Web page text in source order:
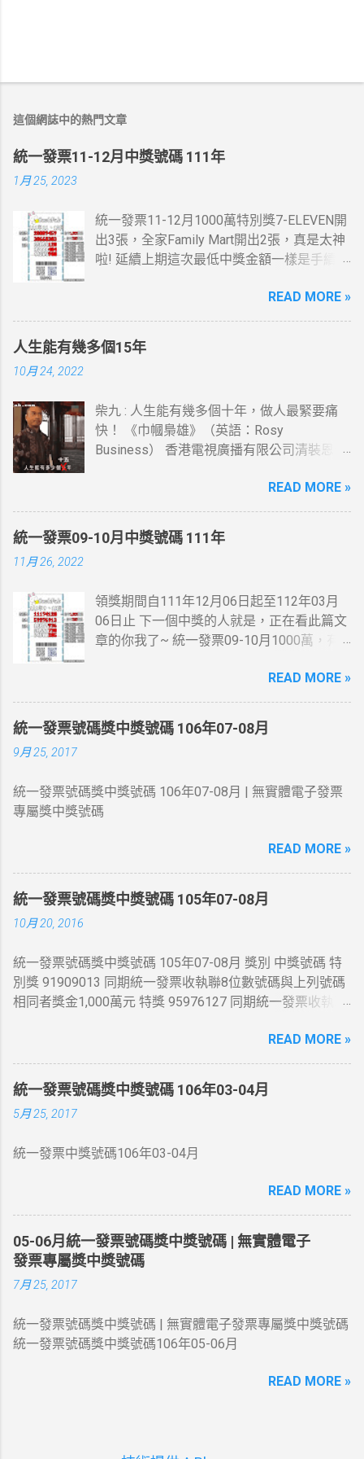
這個網誌中的熱門文章
統一發票11-12月中獎號碼 111年
1月 25, 2023
統一發票11-12月1000萬特別獎7-ELEVEN開
出3張，全家Family Mart開出2張，真是太神
啦! 延續上期這次最低中獎金額一樣是手續
萬特獎7-ELEVEN跟全家Family Mar又有貢獻
了，這些地方我都有去， 最幸運的人是花20
元停車費就中了。 桃園市蘆竹區中獎機率感
覺挺高的，想當年也在那住過幾年....
READ MORE »
人生能有幾多個15年
10月 24, 2022
柴九 : 人生能有幾多個十年，做人最緊要痛
快！ 《巾幗梟雄》（英語：Rosy
Business） 香港電視廣播有限公司清裝恩仇
祥(柴九)領銜主演，監製李添勝。 此劇為
2009無綫節目巡禮劇集及2009無綫節目精選
第一季劇集之一。
READ MORE »
統一發票09-10月中獎號碼 111年
11月 26, 2022
領獎期間自111年12月06日起至112年03月
06日止 下一個中獎的人就是，正在看此篇文
章的你我了~ 統一發票09-10月1000萬，有
運的人在7-11繳費收的手續費10元~READ MORE »
統一發票號碼獎中獎號碼 106年07-08月
9月 25, 2017
統一發票號碼獎中獎號碼 106年07-08月 | 無實體電子發票
專屬獎中獎號碼
READ MORE »
統一發票號碼獎中獎號碼 105年07-08月
10月 20, 2016
統一發票號碼獎中獎號碼 105年07-08月 獎別 中獎號碼 特
別獎 91909013 同期統一發票收執聯8位數號碼與上列號碼
相同者獎金1,000萬元 特獎 95976127 同期統一發票收執聯
、 41876525 、 86331065 同期統一發票收執聯8位數號碼
與上列號碼相同者獎金20萬元 二獎 同期統一發票收執聯末
7 位數號碼與頭獎中獎號碼末7 位相同者各得獎金4 萬元 三
獎 同期統一發票收執聯末6 位數號碼與頭獎中獎號碼末6 位
相同者各得獎金1 萬元 四獎 同期統一發票收執聯末5 位數
期統一發票收執聯末4 位數號碼與頭獎中獎號碼末4 位相同
與頭獎中獎號碼末3 位相同者各得獎金 2 百元 增開六獎
352 、 672 、 731 、 214 同期統一發票收執聯末3 位數號
碼與上列號碼相同者各得獎金 2 百元 領獎期間自105年10
月06日起至106年01月05日止
READ MORE »
統一發票號碼獎中獎號碼 106年03-04月
5月 25, 2017
統一發票中獎號碼106年03-04月
READ MORE »
05-06月統一發票號碼獎中獎號碼 | 無實體電子
發票專屬獎中獎號碼
7月 25, 2017
統一發票號碼獎中獎號碼 | 無實體電子發票專屬獎中獎號碼
統一發票號碼獎中獎號碼106年05-06月
READ MORE »